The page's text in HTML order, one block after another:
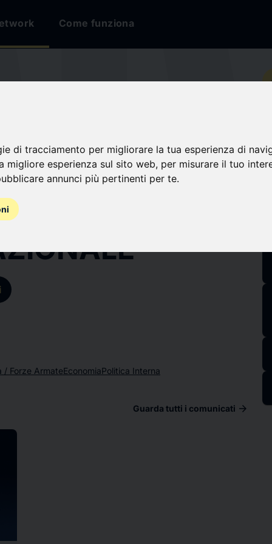
di tracciamento per migliorare la tua esperienza di
migliore esperienza sul sito web, per misurare il tuo
annunci più pertinenti per te.
Come funziona
DEGLI AFFARI
DELLA
/ Forze ArmateEconomiaPolitica Interna
Guarda tutti i comunicati arrow_forward